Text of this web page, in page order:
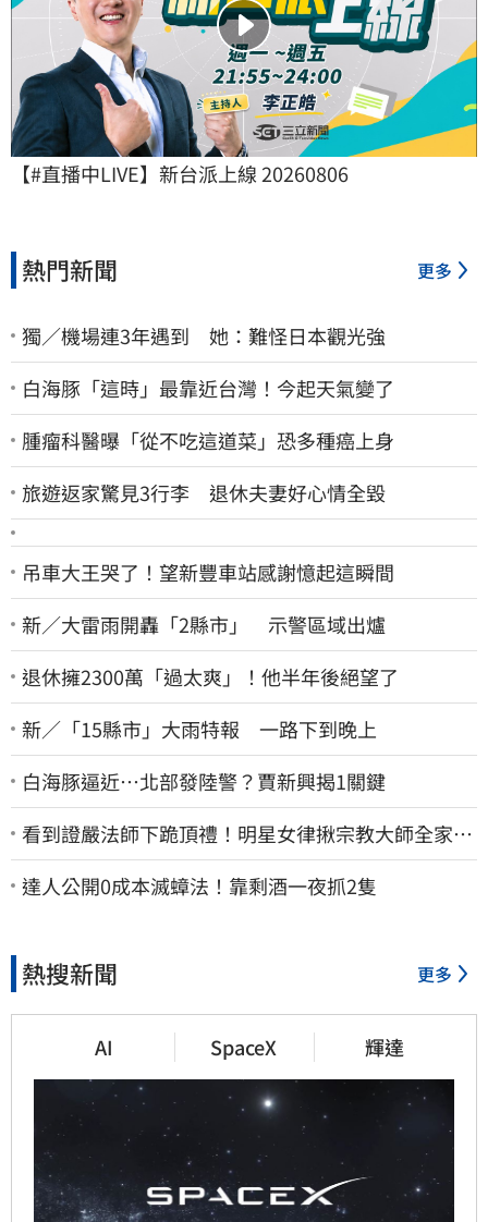
【#直播中LIVE】新台派上線 20260806
熱門新聞 更多
獨／機場連3年遇到 她：難怪日本觀光強
白海豚「這時」最靠近台灣！今起天氣變了
腫瘤科醫曝「從不吃這道菜」恐多種癌上身
旅遊返家驚見3行李 退休夫妻好心情全毀
吊車大王哭了！望新豐車站感謝憶起這瞬間
新／大雷雨開轟「2縣市」 示警區域出爐
退休擁2300萬「過太爽」！他半年後絕望了
新／「15縣市」大雨特報 一路下到晚上
白海豚逼近…北部發陸警？賈新興揭1關鍵
看到證嚴法師下跪頂禮！明星女律揪宗教大師全家詐
慈濟…全家爽睡黃金堆
達人公開0成本滅蟑法！靠剩酒一夜抓2隻
熱搜新聞 更多
AI SpaceX 輝達